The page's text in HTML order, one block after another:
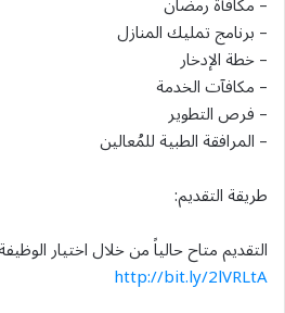
– برنامج تمليك المنازل
– خطة الإدخار
– مكافآت الخدمة
– فرص التطوير
– المرافقة الطبية للمُعالين
طريقة التقديم:
التقديم متاح حالياً من خلال اختيار
http://bit.ly/2lVRLtA